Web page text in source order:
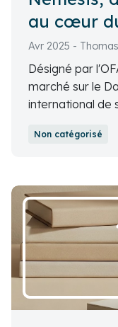
au cœur
Avr 2025 -
Désigné par
marché sur le
international de
éclairant les
Non catégorisé